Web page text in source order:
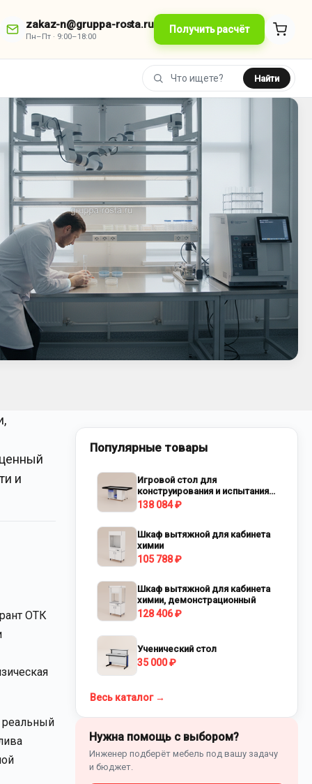
zakaz-n@gruppa-rosta.ru
Пн–Пт · 9:00–18:00
Получить расчёт
Найти
и
ОТК
реальный
Популярные товары
Игровой стол для
конструирования и испытания
роботов
138 084 ₽
Шкаф вытяжной для кабинета
химии
105 788 ₽
Шкаф вытяжной для кабинета
химии, демонстрационный
128 406 ₽
Ученический стол
35 000 ₽
Весь каталог →
Нужна помощь с выбором?
Инженер подберёт мебель под вашу задачу
и бюджет.